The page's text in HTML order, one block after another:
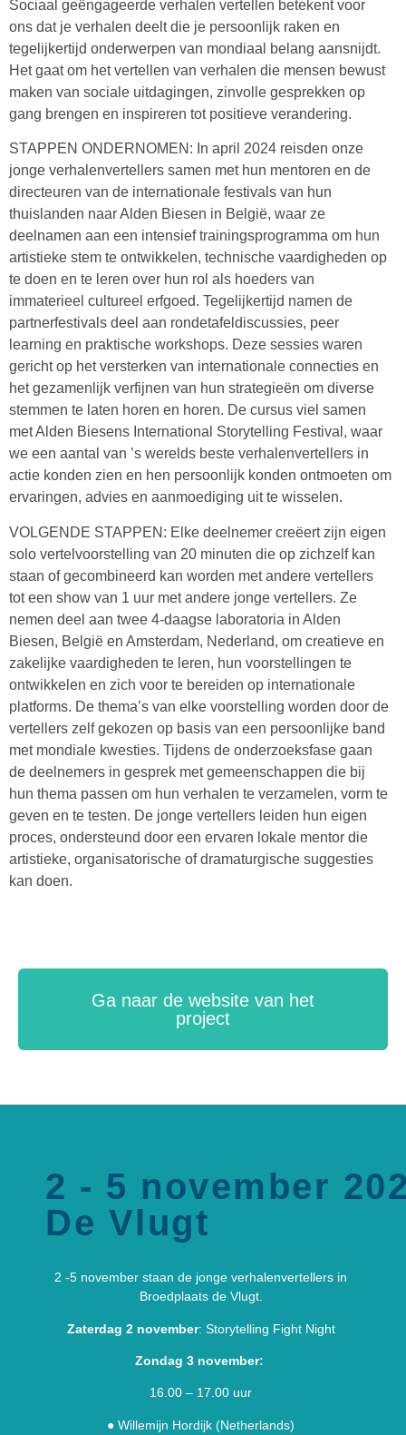
Sociaal geëngageerde verhalen vertellen betekent voor
ons dat je verhalen deelt die je persoonlijk raken en
tegelijkertijd onderwerpen van mondiaal belang aansnijdt.
Het gaat om het vertellen van verhalen die mensen bewust
maken van sociale uitdagingen, zinvolle gesprekken op
gang brengen en inspireren tot positieve verandering.
STAPPEN ONDERNOMEN: In april 2024 reisden onze
jonge verhalenvertellers samen met hun mentoren en de
directeuren van de internationale festivals van hun
thuislanden naar Alden Biesen in België, waar ze
deelnamen aan een intensief trainingsprogramma om hun
artistieke stem te ontwikkelen, technische vaardigheden op
te doen en te leren over hun rol als hoeders van
immaterieel cultureel erfgoed. Tegelijkertijd namen de
partnerfestivals deel aan rondetafeldiscussies, peer
learning en praktische workshops. Deze sessies waren
gericht op het versterken van internationale connecties en
het gezamenlijk verfijnen van hun strategieën om diverse
stemmen te laten horen en horen. De cursus viel samen
met Alden Biesens International Storytelling Festival, waar
we een aantal van ’s werelds beste verhalenvertellers in
actie konden zien en hen persoonlijk konden ontmoeten om
ervaringen, advies en aanmoediging uit te wisselen.
VOLGENDE STAPPEN: Elke deelnemer creëert zijn eigen
solo vertelvoorstelling van 20 minuten die op zichzelf kan
staan of gecombineerd kan worden met andere vertellers
tot een show van 1 uur met andere jonge vertellers. Ze
nemen deel aan twee 4-daagse laboratoria in Alden
Biesen, België en Amsterdam, Nederland, om creatieve en
zakelijke vaardigheden te leren, hun voorstellingen te
ontwikkelen en zich voor te bereiden op internationale
platforms. De thema’s van elke voorstelling worden door de
vertellers zelf gekozen op basis van een persoonlijke band
met mondiale kwesties. Tijdens de onderzoeksfase gaan
de deelnemers in gesprek met gemeenschappen die bij
hun thema passen om hun verhalen te verzamelen, vorm te
geven en te testen. De jonge vertellers leiden hun eigen
proces, ondersteund door een ervaren lokale mentor die
artistieke, organisatorische of dramaturgische suggesties
kan doen.
Ga naar de website van het
project
2 - 5 november
De Vlugt
2 -5 november staan de jonge verhalenvertellers in
Broedplaats de Vlugt.
Zaterdag 2 november: Storytelling Fight Night
Zondag 3 november:
16.00 – 17.00 uur
●Willemijn Hordijk (Netherlands)